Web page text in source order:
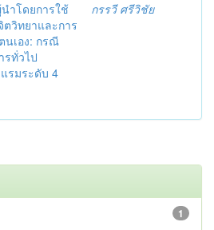
ำโดยการใช้
วิทยาและการ
เอง: กรณี
รทั่วไป
รมระดับ 4
กรรวี ศรีวิชัย
1